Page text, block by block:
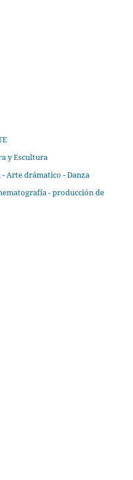
y Escultura
Arte drámatico - Danza
- producción de